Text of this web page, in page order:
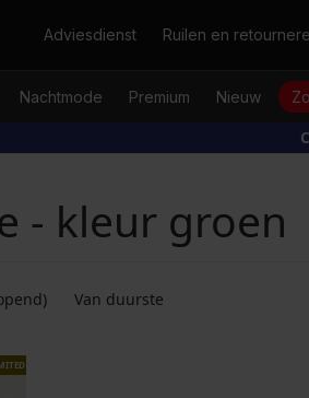
ZoekenAdviesdienst Ruilen en
Nachtmode Premium Nieuw
- kleur groen
Van duurste